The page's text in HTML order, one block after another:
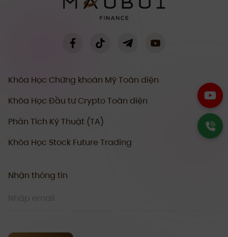
Khóa Học Chứng khoán Mỹ Toàn diện
Khóa Học Đầu tư Crypto Toàn diện
Phân Tích Kỹ Thuật (TA)
Khóa Học Stock Future Trading
Nhận thông tin